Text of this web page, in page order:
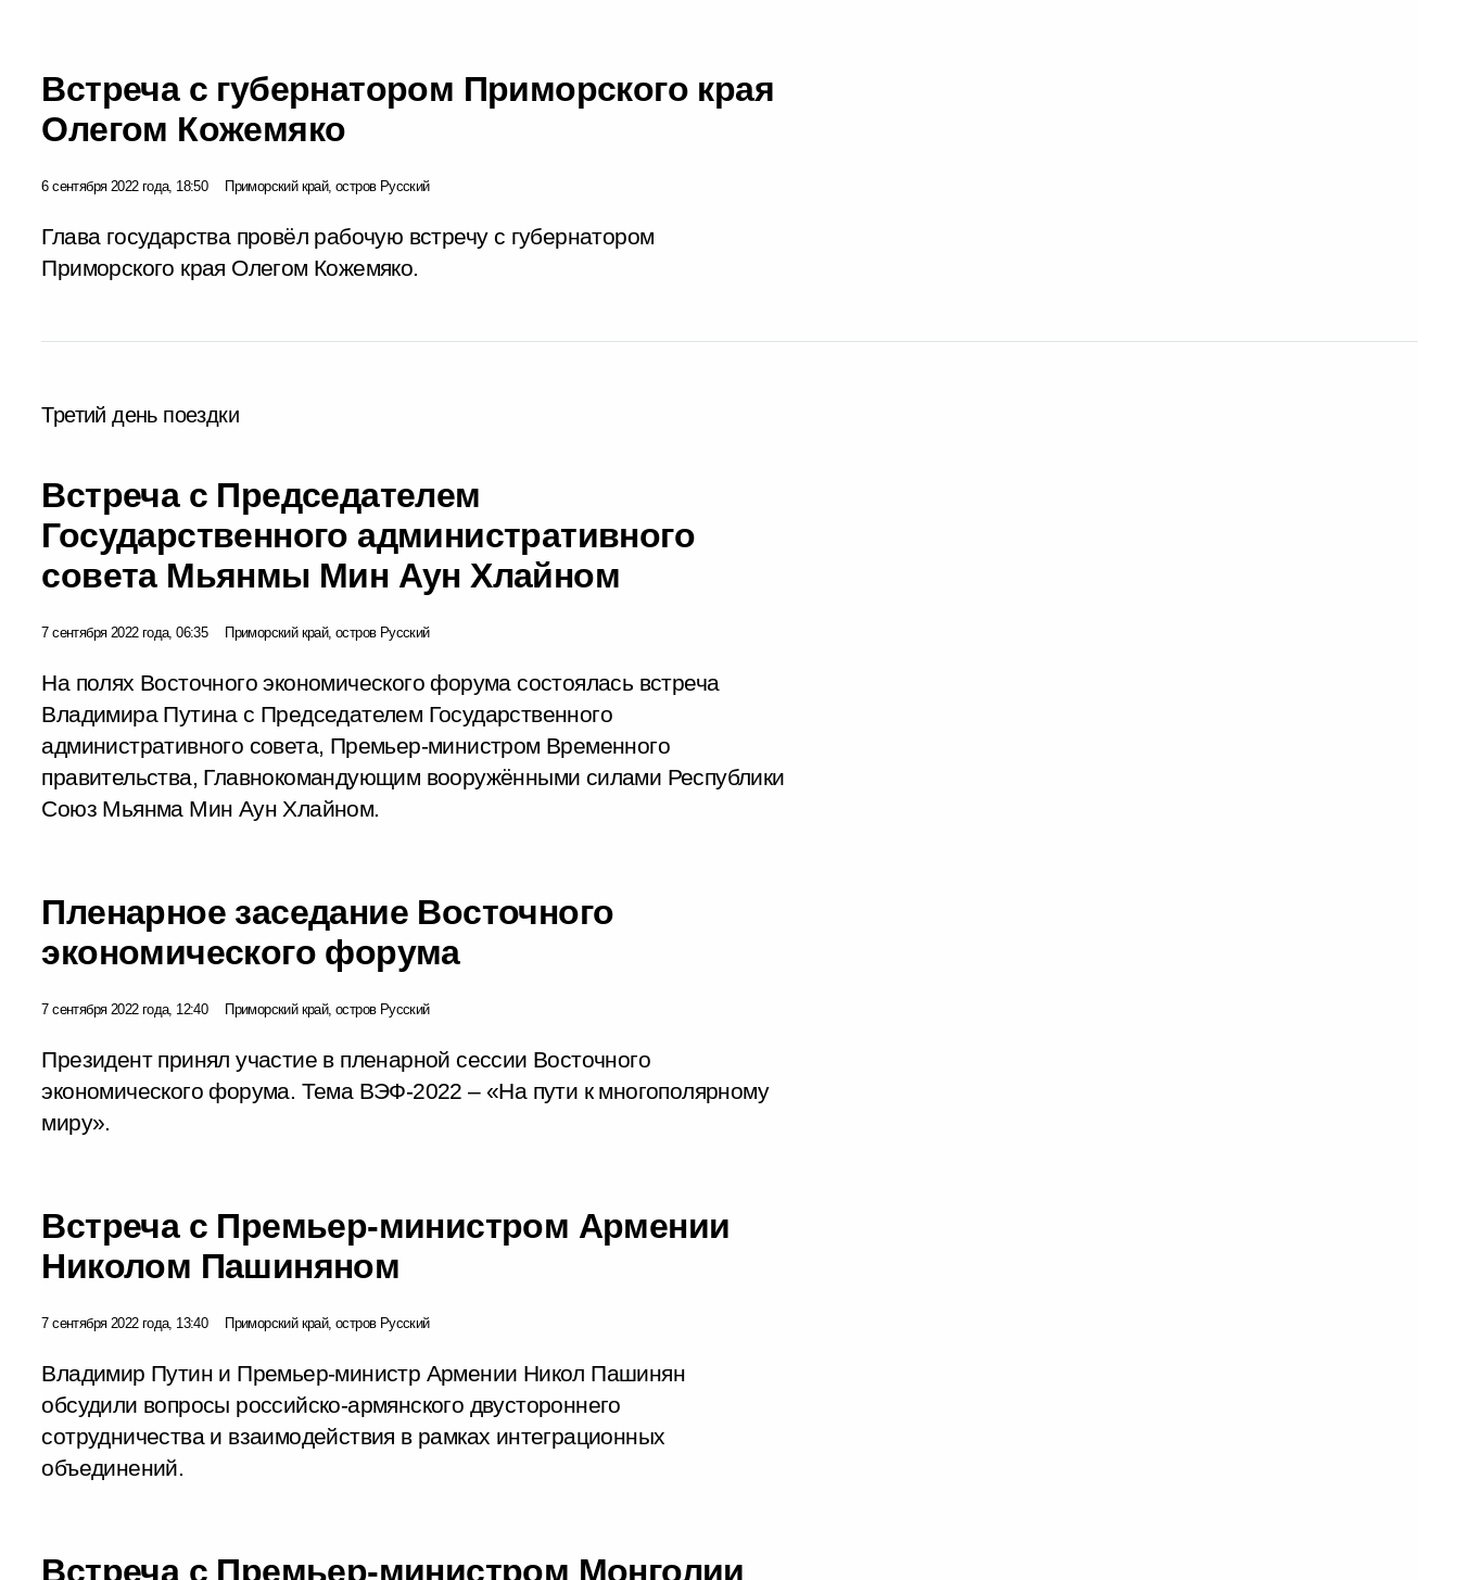
Встреча с губернатором Приморского края
Олегом Кожемяко
6 сентября 2022 года, 18:50 Приморский край, остров Русский
Глава государства провёл рабочую встречу с губернатором
Приморского края Олегом Кожемяко.
Третий день поездки
Встреча с Председателем
Государственного административного
совета Мьянмы Мин Аун Хлайном
7 сентября 2022 года, 06:35 Приморский край, остров Русский
На полях Восточного экономического форума состоялась встреча
Владимира Путина с Председателем Государственного
административного совета, Премьер-министром Временного
правительства, Главнокомандующим вооружёнными силами Республики
Союз Мьянма Мин Аун Хлайном.
Пленарное заседание Восточного
экономического форума
7 сентября 2022 года, 12:40 Приморский край, остров Русский
Президент принял участие в пленарной сессии Восточного
экономического форума. Тема ВЭФ-2022 – «На пути к многополярному
миру».
Встреча с Премьер-министром Армении
Николом Пашиняном
7 сентября 2022 года, 13:40 Приморский край, остров Русский
Владимир Путин и Премьер-министр Армении Никол Пашинян
обсудили вопросы российско-армянского двустороннего
сотрудничества и взаимодействия в рамках интеграционных
объединений.
Встреча с Премьер-министром Монголии